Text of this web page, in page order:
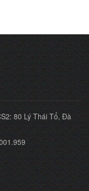
80 Lý Thái Tổ, Đà